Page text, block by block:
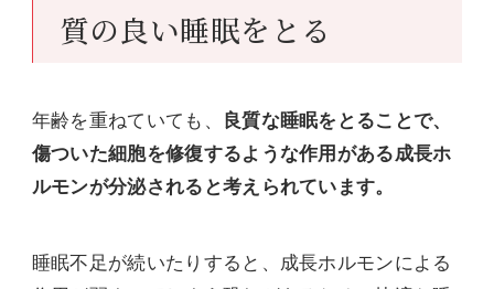
質の良い睡眠をとる
年齢を重ねていても、
良質な睡眠をとることで、
傷ついた細胞を修復するような作用がある成長ホ
ルモンが分泌されると考えられています。
睡眠不足が続いたりすると、成長ホルモンによる